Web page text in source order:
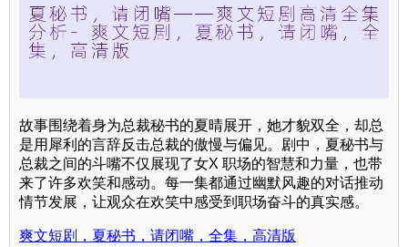
故事围绕着身为总裁秘书的夏晴展开，她才貌双全，却总
是用犀利的言辞反击总裁的傲慢与偏见。剧中，夏秘书与
总裁之间的斗嘴不仅展现了女X 职场的智慧和力量，也带
来了许多欢笑和感动。每一集都通过幽默风趣的对话推动
情节发展，让观众在欢笑中感受到职场奋斗的真实感。
爽文短剧，夏秘书，请闭嘴，全集，高清版